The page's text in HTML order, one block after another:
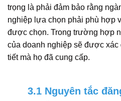
trọng là phải đảm bảo rằng
nghiệp lựa chọn phải phù hợp
được chọn. Trong trường hợp
của doanh nghiệp sẽ được
tiết mà họ đã cung cấp.
3.1 Nguyên tắc